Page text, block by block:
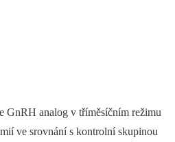
GnRH analog v tříměsíčním režimu
ve srovnání s kontrolní skupinou